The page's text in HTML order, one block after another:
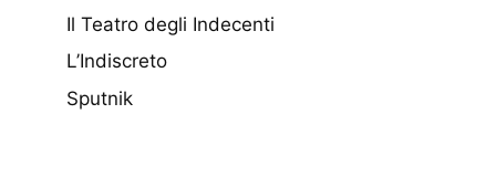
Il Teatro degli Indecenti
L’Indiscreto
Sputnik